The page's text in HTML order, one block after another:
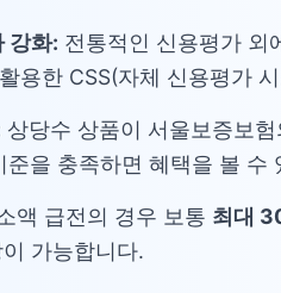
강화: 전통적인 신용평가 외
용한 CSS(자체 신용평가
상당수 상품이 서울보증보
준을 충족하면 혜택을 볼 수
액 급전의 경우 보통 최대
가능합니다.